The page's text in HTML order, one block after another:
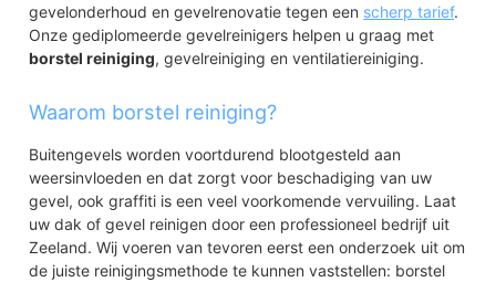
gevelonderhoud en gevelrenovatie tegen een scherp tarief.
Onze gediplomeerde gevelreinigers helpen u graag met
borstel reiniging, gevelreiniging en ventilatiereiniging.
Waarom borstel reiniging?
Buitengevels worden voortdurend blootgesteld aan
weersinvloeden en dat zorgt voor beschadiging van uw
gevel, ook graffiti is een veel voorkomende vervuiling. Laat
uw dak of gevel reinigen door een professioneel bedrijf uit
Zeeland. Wij voeren van tevoren eerst een onderzoek uit om
de juiste reinigingsmethode te kunnen vaststellen: borstel